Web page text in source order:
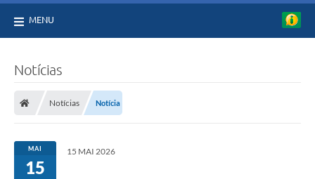
MENU
Notícias
Notícias Notícia
MAI
15
15 MAI 2026